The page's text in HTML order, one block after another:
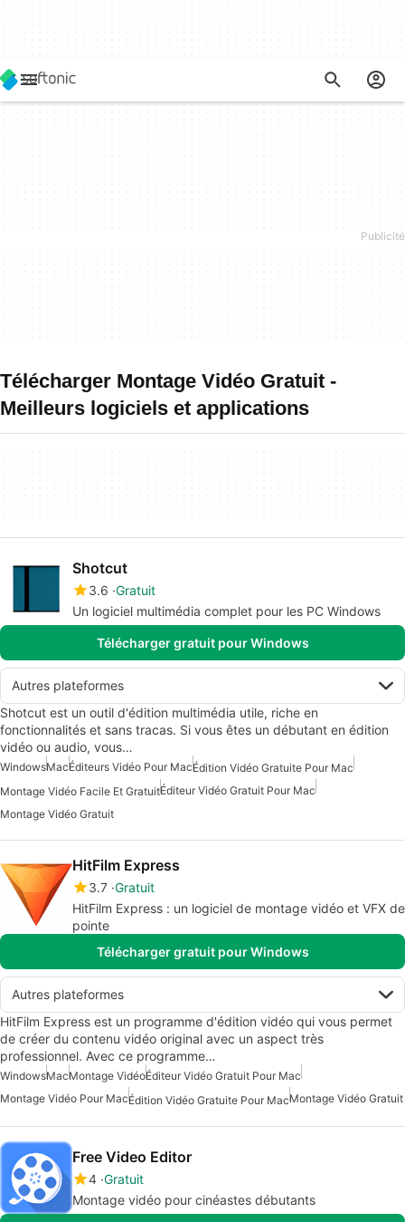
Télécharger Montage Vidéo Gratuit -
Meilleurs logiciels et applications
Shotcut
3.6 Gratuit
Un logiciel multimédia complet pour les PC Windows
Télécharger gratuit pour Windows
Autres plateformes
Shotcut est un outil d'édition multimédia utile, riche en
fonctionnalités et sans tracas. Si vous êtes un débutant en édition
vidéo ou audio, vous…
WindowsMacÉditeurs Vidéo Pour MacÉdition Vidéo Gratuite Pour Mac
Montage Vidéo Facile Et GratuitÉditeur Vidéo Gratuit Pour Mac
Montage Vidéo Gratuit
HitFilm Express
3.7 Gratuit
HitFilm Express : un logiciel de montage vidéo et VFX de
pointe
Télécharger gratuit pour Windows
Autres plateformes
HitFilm Express est un programme d'édition vidéo qui vous permet
de créer du contenu vidéo original avec un aspect très
professionnel. Avec ce programme…
WindowsMacMontage VidéoÉditeur Vidéo Gratuit Pour Mac
Montage Vidéo Pour MacÉdition Vidéo Gratuite Pour MacMontage Vidéo Gratuit
Free Video Editor
4 Gratuit
Montage vidéo pour cinéastes débutants